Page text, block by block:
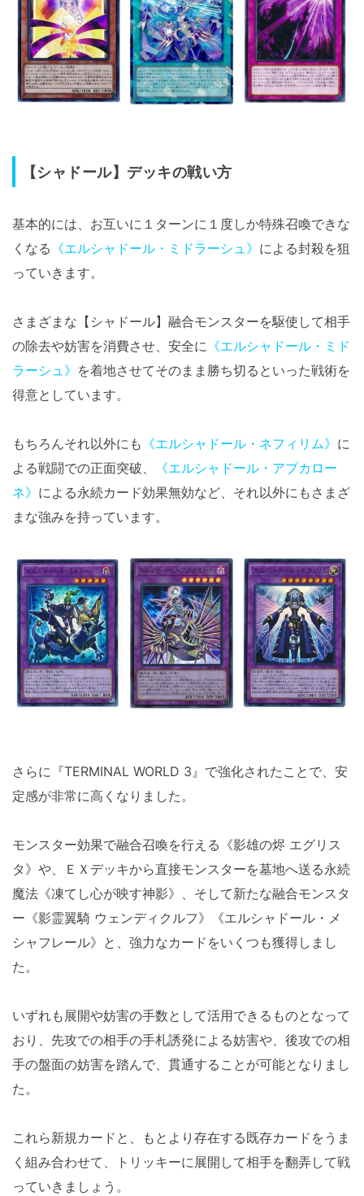
【シャドール】デッキの戦い方
基本的には、お互いに１ターンに１度しか特殊召喚できな
くなる 《エルシャドール・ミドラーシュ》 による封殺を狙
っていきます。
さまざまな【シャドール】融合モンスターを駆使して相手
の除去や妨害を消費させ、安全に 《エルシャドール・ミド
ラーシュ》 を着地させてそのまま勝ち切るといった戦術を
得意としています。
もちろんそれ以外にも 《エルシャドール・ネフィリム》 に
よる戦闘での正面突破、
《エルシャドール・アプカロー
ネ》 による永続カード効果無効など、それ以外にもさまざ
まな強みを持っています。
さらに『TERMINAL WORLD 3』で強化されたことで、安
定感が非常に高くなりました。
モンスター効果で融合召喚を行える《影雄の烬 エグリス
タ》や、ＥＸデッキから直接モンスターを墓地へ送る永続
魔法《凍てし心が映す神影》、そして新たな融合モンスタ
ー《影霊翼騎 ウェンディクルフ》《エルシャドール・メ
シャフレール》と、強力なカードをいくつも獲得しまし
た。
いずれも展開や妨害の手数として活用できるものとなって
おり、先攻での相手の手札誘発による妨害や、後攻での相
手の盤面の妨害を踏んで、貫通することが可能となりまし
た。
これら新規カードと、もとより存在する既存カードをうま
く組み合わせて、トリッキーに展開して相手を翻弄して戦
っていきましょう。